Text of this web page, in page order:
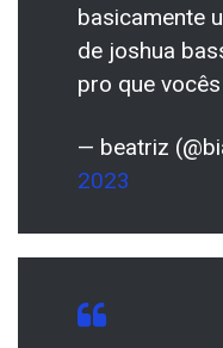
basicamente
de joshua
pro que vocês
— beatriz
2023